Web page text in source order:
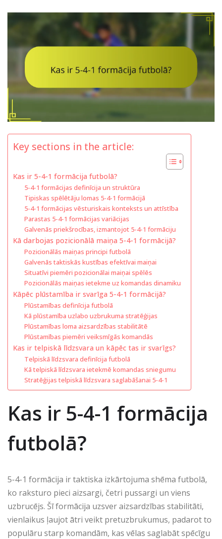
Key sections in the article:
Kas ir 5-4-1 formācija futbolā?
5-4-1 formācijas definīcija un struktūra
Tipiskas spēlētāju lomas 5-4-1 formācijā
5-4-1 formācijas vēsturiskais konteksts un attīstība
Parastas 5-4-1 formācijas variācijas
Galvenās priekšrocības, izmantojot 5-4-1 formāciju
Kā darbojas pozicionālā maiņa 5-4-1 formācijā?
Pozicionālās maiņas principi futbolā
Galvenās taktiskās kustības efektīvai maiņai
Situatīvi piemēri pozicionālai maiņai spēlēs
Pozicionālās maiņas ietekme uz komandas dinamiku
Kāpēc plūstamība ir svarīga 5-4-1 formācijā?
Plūstamības definīcija futbolā
Kā plūstamība uzlabo uzbrukuma stratēģijas
Plūstamības loma aizsardzības stabilitātē
Plūstamības piemēri veiksmīgās komandās
Kas ir telpiskā līdzsvara un kāpēc tas ir svarīgs?
Telpiskā līdzsvara definīcija futbolā
Kā telpiskā līdzsvara ietekmē komandas sniegumu
Stratēģijas telpiskā līdzsvara saglabāšanai 5-4-1
Kas ir 5-4-1 formācija
futbolā?
5-4-1 formācija ir taktiska izkārtojuma shēma futbolā,
ko raksturo pieci aizsargi, četri pussargi un viens
uzbrucējs. Šī formācija uzsver aizsardzības stabilitāti,
vienlaikus ļaujot ātri veikt pretuzbrukumus, padarot to
populāru starp komandām, kas vēlas saglabāt spēcīgu